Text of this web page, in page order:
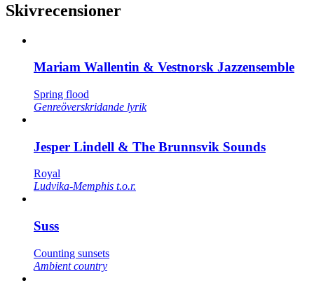
Skivrecensioner
Mariam Wallentin & Vestnorsk Jazzensemble
Spring flood
Genreöverskridande lyrik
Jesper Lindell & The Brunnsvik Sounds
Royal
Ludvika-Memphis t.o.r.
Suss
Counting sunsets
Ambient country